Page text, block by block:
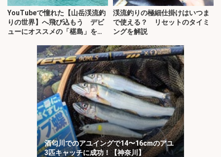
YouTubeで憧れた【山岳渓流釣
りの世界】へ飛び込もう デビ
ューにオススメの「椹島」を紹
渓流釣りの極細仕掛けはいつま
で使える？ リセットのタイミ
ングを解説
酒匂川でのアユイングで14〜16cmのアユ
3匹キャッチに成功！【神奈川】